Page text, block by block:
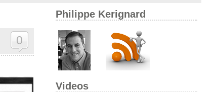
Philippe Kerignard
Videos
0